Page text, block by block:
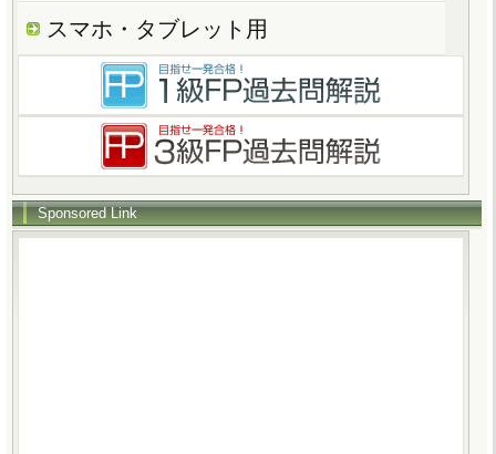
スマホ・タブレット用
Sponsored Link